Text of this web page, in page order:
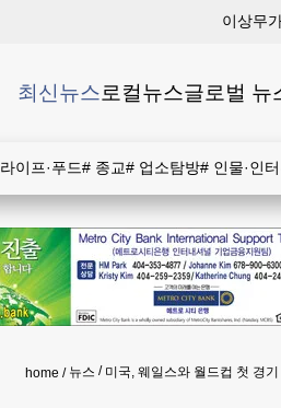
이상무
최신뉴스로컬뉴스글로벌 뉴
라이프·푸드# 종교# 업소탐방# 인물·인
home 뉴스 미국, 웨일스와 월드컵 첫 경